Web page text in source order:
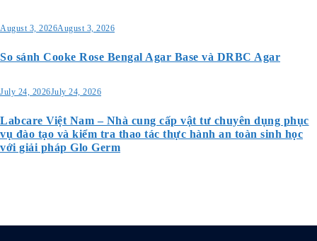
August 3, 2026August 3, 2026
So sánh Cooke Rose Bengal Agar Base và DRBC Agar
July 24, 2026July 24, 2026
Labcare Việt Nam – Nhà cung cấp vật tư chuyên dụng phục
vụ đào tạo và kiểm tra thao tác thực hành an toàn sinh học
với giải pháp Glo Germ